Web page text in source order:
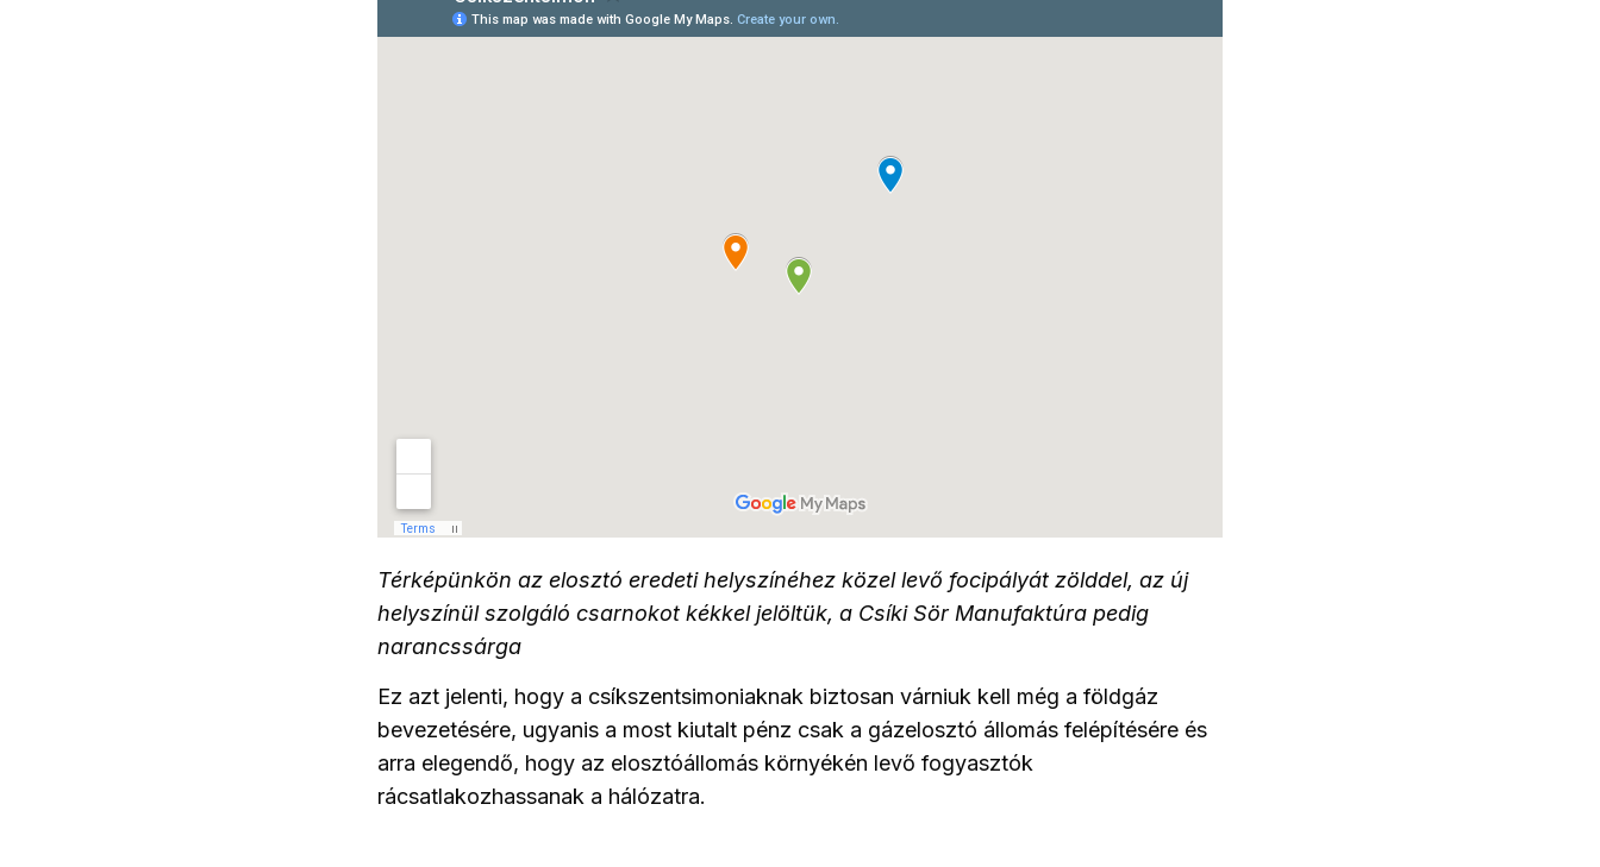
Térképünkön az elosztó eredeti helyszínéhez közel levő focipályát zölddel, az új
helyszínül szolgáló csarnokot kékkel jelöltük, a Csíki Sör Manufaktúra pedig
narancssárga
Ez azt jelenti, hogy a csíkszentsimoniaknak biztosan várniuk kell még a földgáz
bevezetésére, ugyanis a most kiutalt pénz csak a gázelosztó állomás felépítésére és
arra elegendő, hogy az elosztóállomás környékén levő fogyasztók
rácsatlakozhassanak a hálózatra.